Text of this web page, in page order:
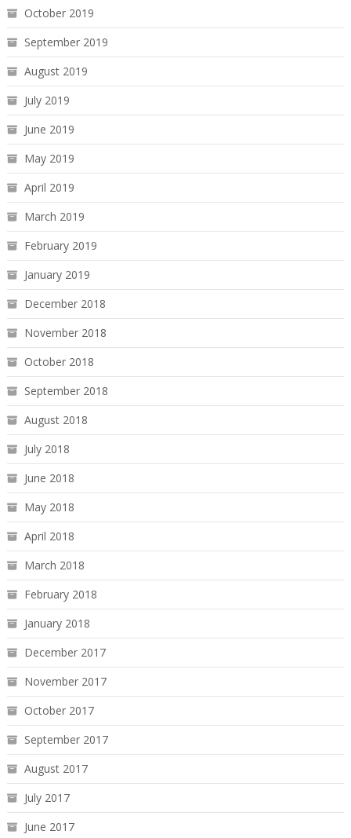
October 2019
September 2019
August 2019
July 2019
June 2019
May 2019
April 2019
March 2019
February 2019
January 2019
December 2018
November 2018
October 2018
September 2018
August 2018
July 2018
June 2018
May 2018
April 2018
March 2018
February 2018
January 2018
December 2017
November 2017
October 2017
September 2017
August 2017
July 2017
June 2017